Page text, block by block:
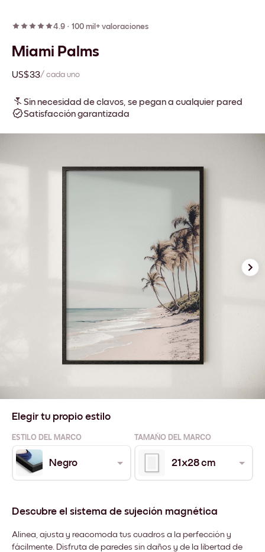
4.9 · 100 mil+ valoraciones
Miami Palms
US$33/ cada uno
Sin necesidad de clavos, se pegan a cualquier pared
Satisfacción garantizada
Elegir tu propio estilo
ESTILO DEL MARCO TAMAÑO DEL MARCO
Negro 21x28 cm
Descubre el sistema de sujeción magnética
Alinea, ajusta y reacomoda tus cuadros a la perfección y
fácilmente. Disfruta de paredes sin daños y de la libertad de